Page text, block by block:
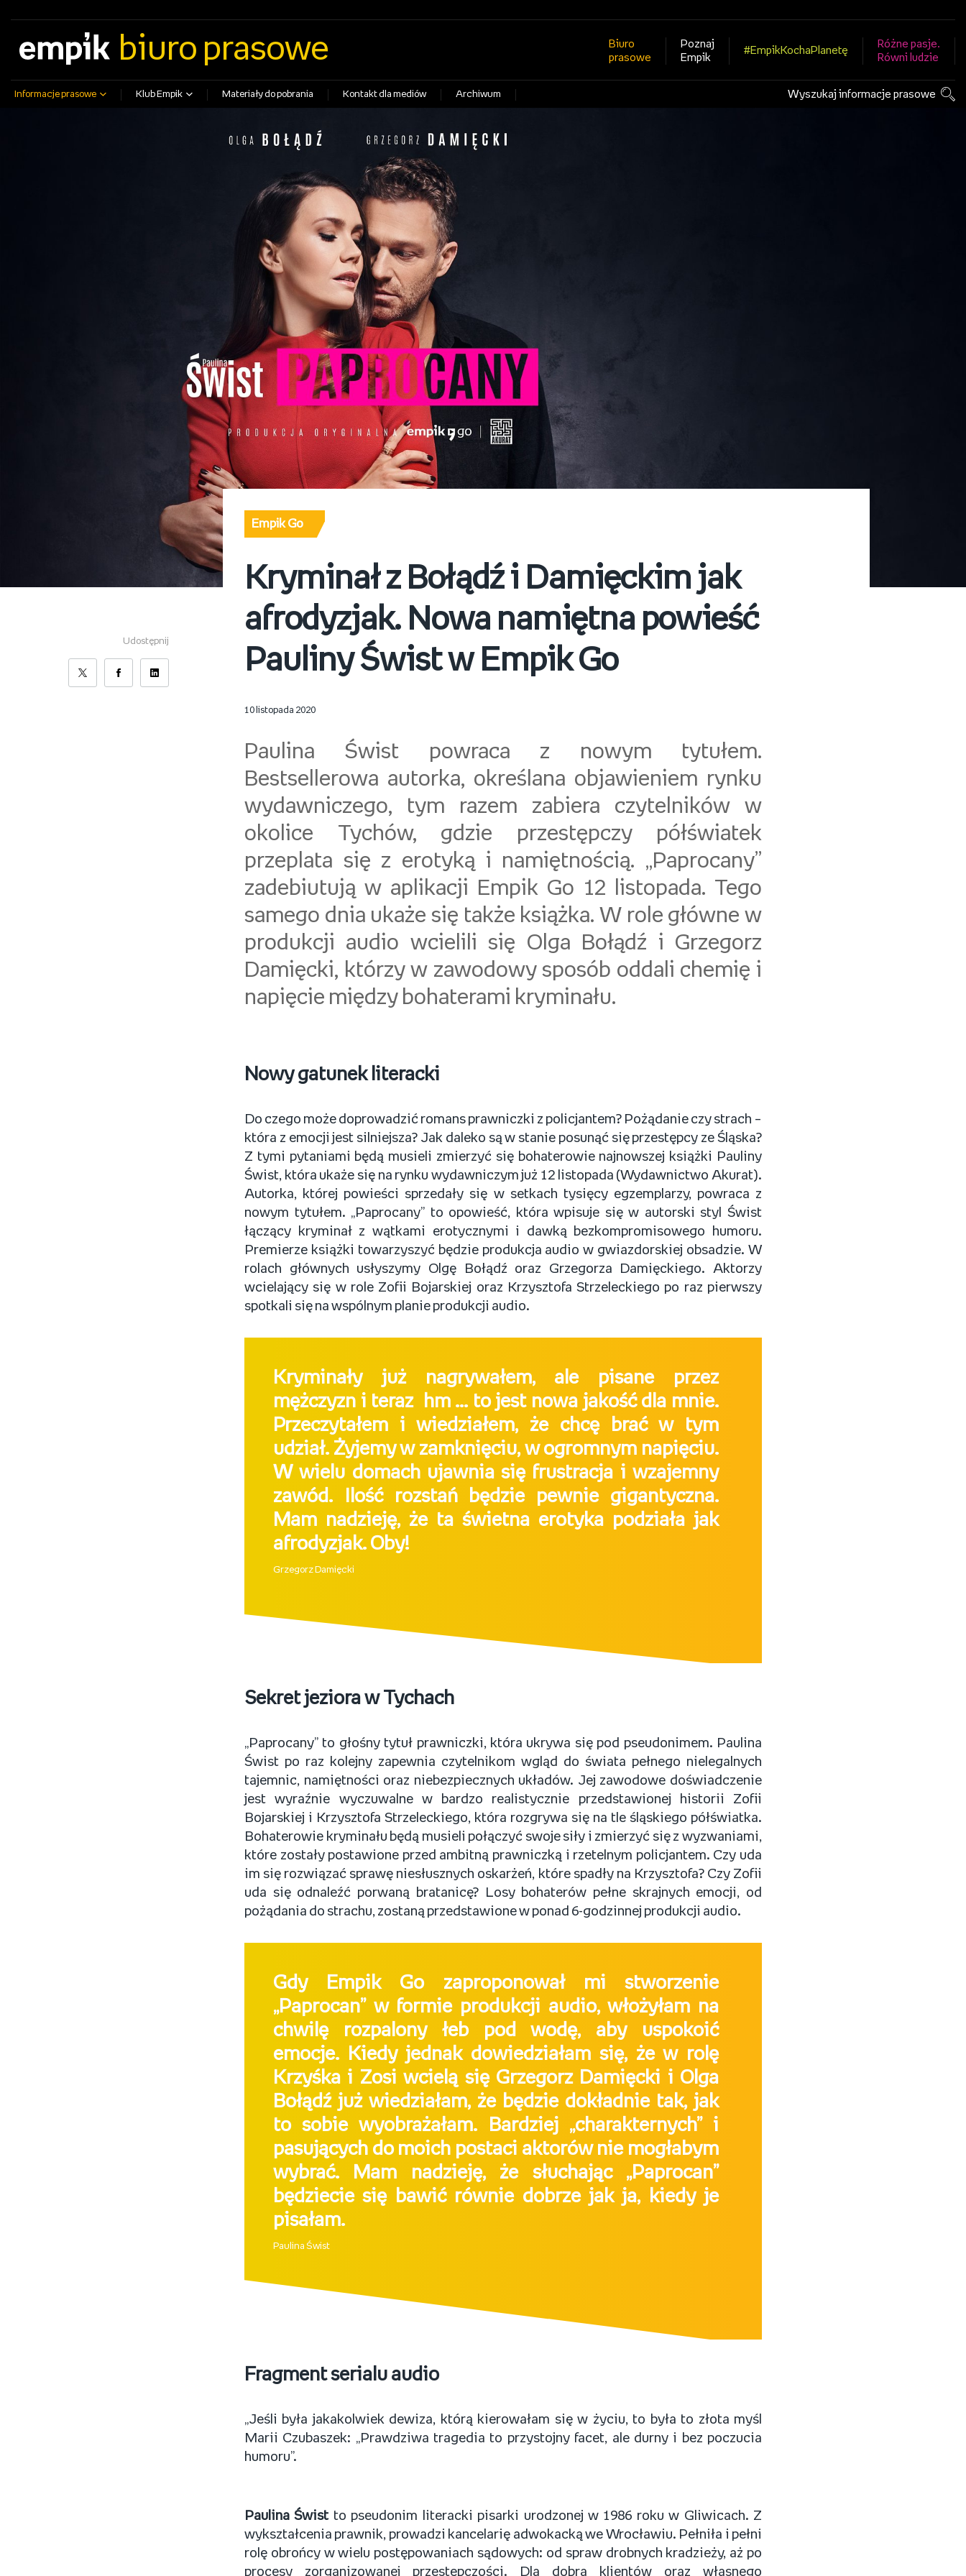
biuro prasowe
Biuro
prasowe
Poznaj
Empik
#EmpikKochaPlanetę
Różne pasje.
Równi ludzie
Informacje prasowe Klub Empik Materiały do pobrania Kontakt dla mediów Archiwum Wyszukaj informacje prasowe
Udostępnij
Empik Go
Kryminał z Bołądź i Damięckim jak
afrodyzjak. Nowa namiętna powieść
Pauliny Świst w Empik Go
10 listopada 2020
Paulina Świst powraca z nowym tytułem.
Bestsellerowa autorka, określana objawieniem rynku
wydawniczego, tym razem zabiera czytelników w
okolice Tychów, gdzie przestępczy półświatek
przeplata się z erotyką i namiętnością. „Paprocany”
zadebiutują w aplikacji Empik Go 12 listopada. Tego
samego dnia ukaże się także książka. W role główne w
produkcji audio wcielili się Olga Bołądź i Grzegorz
Damięcki, którzy w zawodowy sposób oddali chemię i
napięcie między bohaterami kryminału.
Nowy gatunek literacki
Do czego może doprowadzić romans prawniczki z policjantem? Pożądanie czy strach –
która z emocji jest silniejsza? Jak daleko są w stanie posunąć się przestępcy ze Śląska?
Z tymi pytaniami będą musieli zmierzyć się bohaterowie najnowszej książki Pauliny
Świst, która ukaże się na rynku wydawniczym już 12 listopada (Wydawnictwo Akurat).
Autorka, której powieści sprzedały się w setkach tysięcy egzemplarzy, powraca z
nowym tytułem. „Paprocany” to opowieść, która wpisuje się w autorski styl Świst
łączący kryminał z wątkami erotycznymi i dawką bezkompromisowego humoru.
Premierze książki towarzyszyć będzie produkcja audio w gwiazdorskiej obsadzie. W
rolach głównych usłyszymy Olgę Bołądź oraz Grzegorza Damięckiego. Aktorzy
wcielający się w role Zofii Bojarskiej oraz Krzysztofa Strzeleckiego po raz pierwszy
spotkali się na wspólnym planie produkcji audio.
Kryminały już nagrywałem, ale pisane przez
mężczyzn i teraz hm ... to jest nowa jakość dla mnie.
Przeczytałem i wiedziałem, że chcę brać w tym
udział. Żyjemy w zamknięciu, w ogromnym napięciu.
W wielu domach ujawnia się frustracja i wzajemny
zawód. Ilość rozstań będzie pewnie gigantyczna.
Mam nadzieję, że ta świetna erotyka podziała jak
afrodyzjak. Oby!
Grzegorz Damięcki
Sekret jeziora w Tychach
„Paprocany” to głośny tytuł prawniczki, która ukrywa się pod pseudonimem. Paulina
Świst po raz kolejny zapewnia czytelnikom wgląd do świata pełnego nielegalnych
tajemnic, namiętności oraz niebezpiecznych układów. Jej zawodowe doświadczenie
jest wyraźnie wyczuwalne w bardzo realistycznie przedstawionej historii Zofii
Bojarskiej i Krzysztofa Strzeleckiego, która rozgrywa się na tle śląskiego półświatka.
Bohaterowie kryminału będą musieli połączyć swoje siły i zmierzyć się z wyzwaniami,
które zostały postawione przed ambitną prawniczką i rzetelnym policjantem. Czy uda
im się rozwiązać sprawę niesłusznych oskarżeń, które spadły na Krzysztofa? Czy Zofii
uda się odnaleźć porwaną bratanicę? Losy bohaterów pełne skrajnych emocji, od
pożądania do strachu, zostaną przedstawione w ponad 6-godzinnej produkcji audio.
Gdy Empik Go zaproponował mi stworzenie
„Paprocan” w formie produkcji audio, włożyłam na
chwilę rozpalony łeb pod wodę, aby uspokoić
emocje. Kiedy jednak dowiedziałam się, że w rolę
Krzyśka i Zosi wcielą się Grzegorz Damięcki i Olga
Bołądź już wiedziałam, że będzie dokładnie tak, jak
to sobie wyobrażałam. Bardziej „charakternych” i
pasujących do moich postaci aktorów nie mogłabym
wybrać. Mam nadzieję, że słuchając „Paprocan”
będziecie się bawić równie dobrze jak ja, kiedy je
pisałam.
Paulina Świst
Fragment serialu audio
„Jeśli była jakakolwiek dewiza, którą kierowałam się w życiu, to była to złota myśl
Marii Czubaszek: „Prawdziwa tragedia to przystojny facet, ale durny i bez poczucia
humoru”.
Paulina Świstto pseudonim literacki pisarki urodzonej w 1986 roku w Gliwicach. Z
wykształcenia prawnik, prowadzi kancelarię adwokacką we Wrocławiu. Pełniła i pełni
rolę obrońcy w wielu postępowaniach sądowych: od spraw drobnych kradzieży, aż po
procesy zorganizowanej przestępczości. Dla dobra klientów oraz własnego